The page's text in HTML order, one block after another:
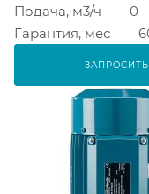
Подача, м3/ч
0 -
Гарантия, мес
ЗАПРОСИТЬ